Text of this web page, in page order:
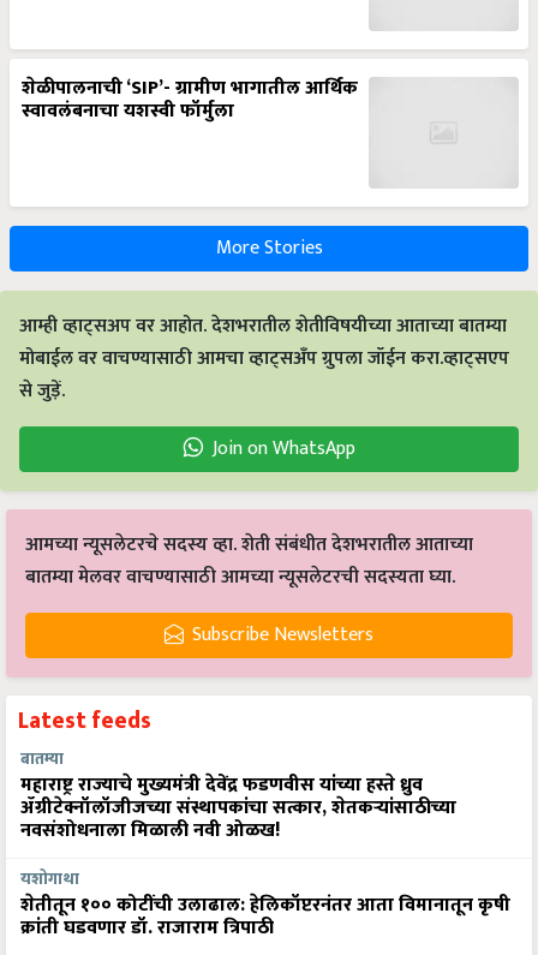
शेळीपालनाची ‘SIP’- ग्रामीण भागातील आर्थिक
स्वावलंबनाचा यशस्वी फॉर्मुला
More Stories
आम्ही व्हाट्सअप वर आहोत. देशभरातील शेतीविषयीच्या आताच्या बातम्या
मोबाईल वर वाचण्यासाठी आमचा व्हाट्सअँप ग्रुपला जॉईन करा.व्हाट्सएप
से जुड़ें.
Join on WhatsApp
आमच्या न्यूसलेटरचे सदस्य व्हा. शेती संबंधीत देशभरातील आताच्या
बातम्या मेलवर वाचण्यासाठी आमच्या न्यूसलेटरची सदस्यता घ्या.
Subscribe Newsletters
Latest feeds
बातम्या
महाराष्ट्र राज्याचे मुख्यमंत्री देवेंद्र फडणवीस यांच्या हस्ते ध्रुव
ॲग्रीटेक्नॉलॉजीजच्या संस्थापकांचा सत्कार, शेतकऱ्यांसाठीच्या
नवसंशोधनाला मिळाली नवी ओळख!
यशोगाथा
शेतीतून १०० कोटींची उलाढाल: हेलिकॉप्टरनंतर आता विमानातून कृषी
क्रांती घडवणार डॉ. राजाराम त्रिपाठी